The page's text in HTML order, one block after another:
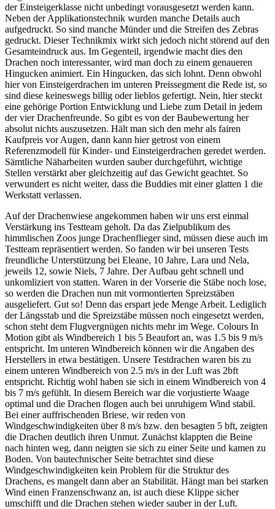
der Einsteigerklasse nicht unbedingt vorausgesetzt werden kann.
Neben der Applikationstechnik wurden manche Details auch
aufgedruckt. So sind manche Münder und die Streifen des Zebras
gedruckt. Dieser Technikmix wirkt sich jedoch nicht störend auf den
Gesamteindruck aus. Im Gegenteil, irgendwie macht dies den
Drachen noch interessanter, wird man doch zu einem genaueren
Hingucken animiert. Ein Hingucken, das sich lohnt. Denn obwohl
hier von Einsteigerdrachen im unteren Preissegment die Rede ist, so
sind diese keineswegs billig oder lieblos gefertigt. Nein, hier steckt
eine gehörige Portion Entwicklung und Liebe zum Detail in jedem
der vier Drachenfreunde. So gibt es von der Baubewertung her
absolut nichts auszusetzen. Hält man sich den mehr als fairen
Kaufpreis vor Augen, dann kann hier getrost von einem
Referenzmodell für Kinder- und Einsteigerdrachen geredet werden.
Sämtliche Näharbeiten wurden sauber durchgeführt, wichtige
Stellen verstärkt aber gleichzeitig auf das Gewicht geachtet. So
verwundert es nicht weiter, dass die Buddies mit einer glatten 1 die
Werkstatt verlassen.
Auf der Drachenwiese angekommen haben wir uns erst einmal
Verstärkung ins Testteam geholt. Da das Zielpublikum des
himmlischen Zoos junge Drachenflieger sind, müssen diese auch im
Testteam repräsentiert werden. So fanden wir bei unseren Tests
freundliche Unterstützung bei Eleane, 10 Jahre, Lara und Nela,
jeweils 12, sowie Niels, 7 Jahre. Der Aufbau geht schnell und
unkomliziert von statten. Waren in der Vorserie die Stäbe noch lose,
so werden die Drachen nun mit vormontierten Spreizstäben
ausgeliefert. Gut so! Denn das erspart jede Menge Arbeit. Lediglich
der Längsstab und die Spreizstäbe müssen noch eingesetzt werden,
schon steht dem Flugvergnügen nichts mehr im Wege. Colours In
Motion gibt als Windbereich 1 bis 5 Beaufort an, was 1.5 bis 9 m/s
entspricht. Im unteren Windbereich können wir die Angaben des
Herstellers in etwa bestätigen. Unsere Testdrachen waren bis zu
einem unteren Windbereich von 2.5 m/s in der Luft was 2bft
entspricht. Richtig wohl haben sie sich in einem Windbereich von 4
bis 7 m/s gefühlt. In diesem Bereich war die vorjustierte Waage
optimal und die Drachen flogen auch bei unruhigem Wind stabil.
Bei einer auffrischenden Briese, wir reden von
Windgeschwindigkeiten über 8 m/s bzw. den besagten 5 bft, zeigten
die Drachen deutlich ihren Unmut. Zunächst klappten die Beine
nach hinten weg, dann neigten sie sich zu einer Seite und kamen zu
Boden. Von bautechnischer Seite betrachtet sind diese
Windgeschwindigkeiten kein Problem für die Struktur des
Drachens, es mangelt dann aber an Stabilität. Hängt man bei starken
Wind einen Franzenschwanz an, ist auch diese Klippe sicher
umschifft und die Drachen stehen wieder sauber in der Luft.